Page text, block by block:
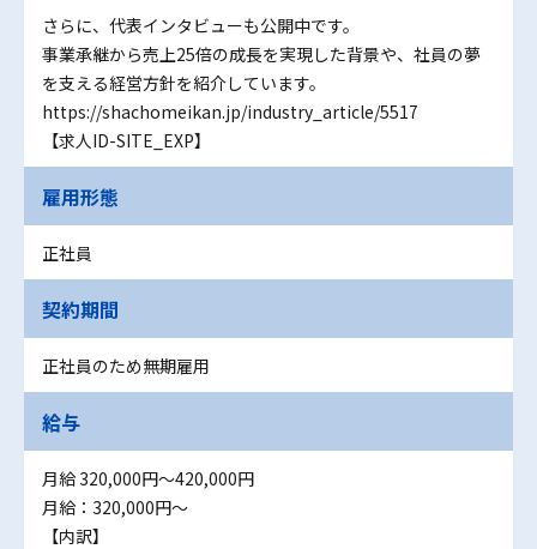
さらに、代表インタビューも公開中です。
事業承継から売上25倍の成長を実現した背景や、社員の夢
を支える経営方針を紹介しています。
https://shachomeikan.jp/industry_article/5517
【求人ID-SITE_EXP】
雇用形態
正社員
契約期間
正社員のため無期雇用
給与
月給 320,000円〜420,000円
月給：320,000円～
【内訳】